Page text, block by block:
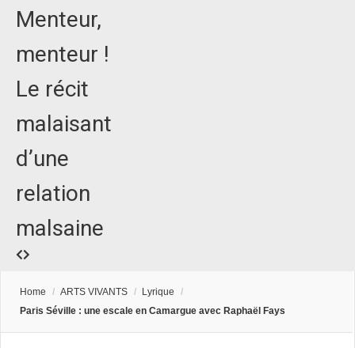
Menteur,
menteur !
Le récit
malaisant
d’une
relation
malsaine
Home / ARTS VIVANTS / Lyrique
/
Paris Séville : une escale en Camargue avec Raphaël Fays